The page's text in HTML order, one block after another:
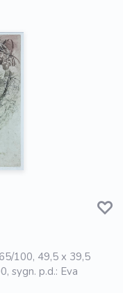
100, 49,5 x 39,5
sygn. p.d.: Eva